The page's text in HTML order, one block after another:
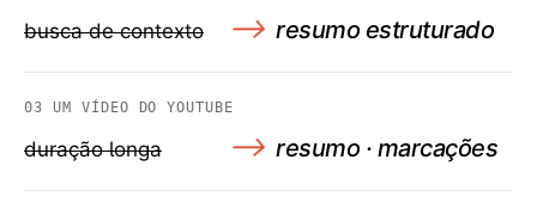
busca de contexto ⟶ resumo estruturado
03 UM VÍDEO DO YOUTUBE
duração longa ⟶ resumo · marcações